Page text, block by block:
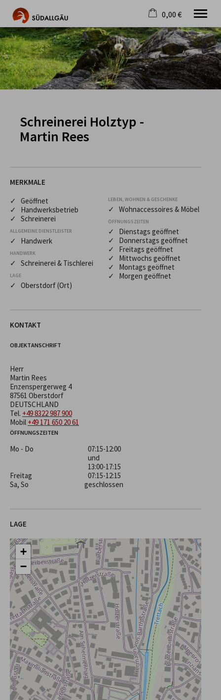
Die schönste Seite im Allgäu
Aktuell
Destination
Gastgeber
Mountainbike
Tipps
0,00 €
×
Warenkorb ist leer
Schreinerei Holztyp -
Martin Rees
MERKMALE
✓ Geöffnet
✓ Handwerksbetrieb
✓ Schreinerei
ALLGEMEINE DIENSTLEISTER
✓ Handwerk
HANDWERK
✓ Schreinerei & Tischlerei
LAGE
✓ Oberstdorf (Ort)
LEBEN, WOHNEN & GESCHENKE
✓ Wohnaccessoires & Möbel
ÖFFNUNGSZEITEN
✓ Dienstags geöffnet
✓ Donnerstags geöffnet
✓ Freitags geöffnet
✓ Mittwochs geöffnet
✓ Montags geöffnet
✓ Morgen geöffnet
KONTAKT
OBJEKTANSCHRIFT
Herr
Martin Rees
Enzenspergerweg 4
87561 Oberstdorf
DEUTSCHLAND
Tel. +49 8322 987 900
Mobil +49 171 650 20 61
ÖFFNUNGSZEITEN
Mo - Do
07:15-12:00
und
13:00-17:15
Freitag
07:15-12:15
Sa, So
geschlossen
LAGE
+
−